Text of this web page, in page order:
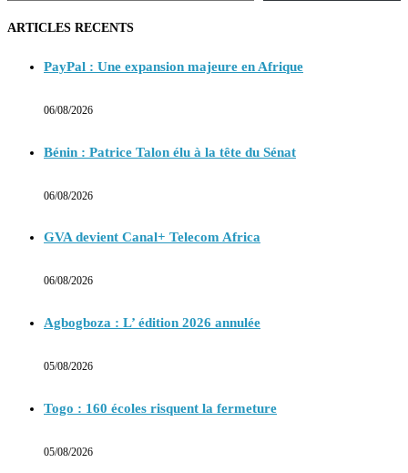
ARTICLES RECENTS
PayPal : Une expansion majeure en Afrique
06/08/2026
Bénin : Patrice Talon élu à la tête du Sénat
06/08/2026
GVA devient Canal+ Telecom Africa
06/08/2026
Agbogboza : L’ édition 2026 annulée
05/08/2026
Togo : 160 écoles risquent la fermeture
05/08/2026